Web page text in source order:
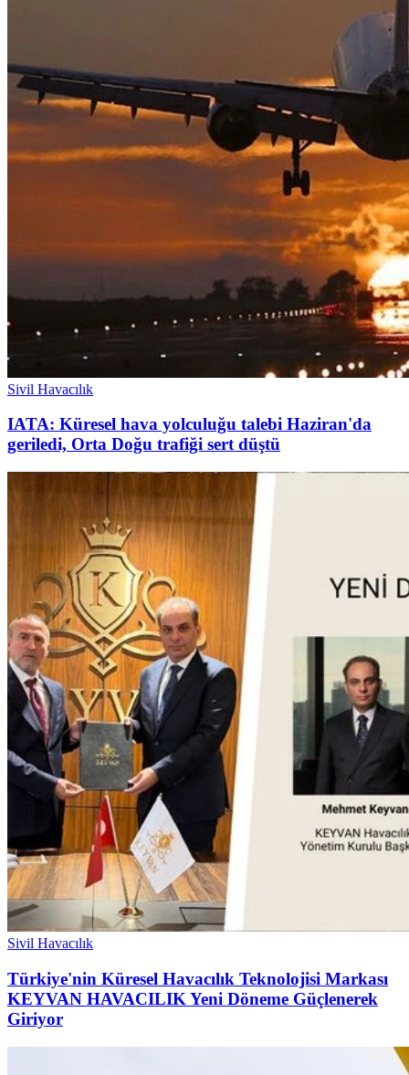
Sivil Havacılık
IATA: Küresel hava yolculuğu talebi Haziran'da
geriledi, Orta Doğu trafiği sert düştü
Sivil Havacılık
Türkiye'nin Küresel Havacılık Teknolojisi Markası
KEYVAN HAVACILIK Yeni Döneme Güçlenerek
Giriyor